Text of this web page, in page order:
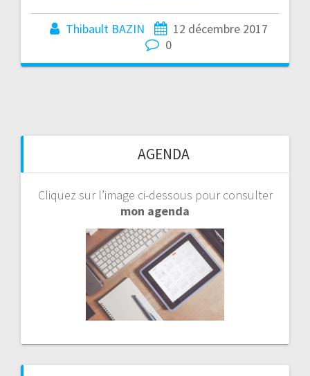
Thibault BAZIN
12 décembre 2017
0
AGENDA
Cliquez sur l’image ci-dessous pour consulter
mon agenda